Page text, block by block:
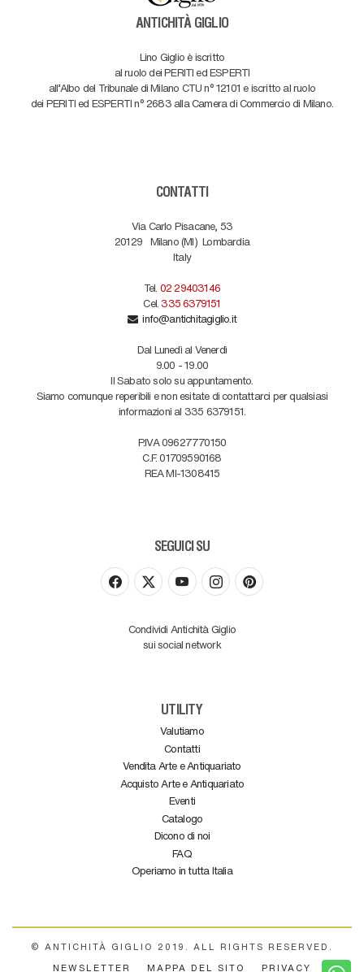
ANTICHITÀ GIGLIO
Lino Giglio è iscritto
al ruolo dei PERITI ed ESPERTI
all'Albo del Tribunale di Milano CTU n° 12101 e iscritto al ruolo
dei PERITI ed ESPERTI n° 2683 alla Camera di Commercio di Milano.
CONTATTI
Via Carlo Pisacane, 53
20129 Milano (MI) Lombardia
Italy
Tel. 02 29403146
Cel. 335 6379151
info@antichitagiglio.it
Dal Lunedì al Venerdì
9.00 - 19.00
Il Sabato solo su appuntamento.
Siamo comunque reperibili e non esitate di contattarci per qualsiasi
informazioni al 335 6379151.
P.IVA 09627770150
C.F. 01709590168
REA MI-1308415
SEGUICI SU
Condividi Antichità Giglio
sui social network
UTILITY
Valutiamo
Contatti
Vendita Arte e Antiquariato
Acquisto Arte e Antiquariato
Eventi
Catalogo
Dicono di noi
FAQ
Operiamo in tutta Italia
© ANTICHITÀ GIGLIO 2019. ALL RIGHTS RESERVED.
NEWSLETTER
MAPPA DEL SITO PRIVACY